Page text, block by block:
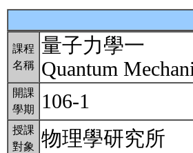
課程
名稱
量子力學一
Quantum
開課
學期
106-1
授課
對象
物理學研究所